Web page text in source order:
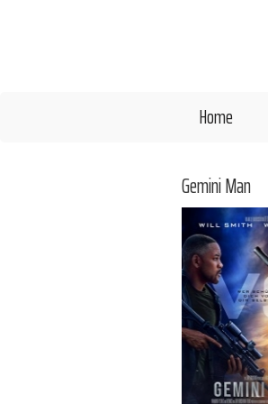
Home
Gemini Man